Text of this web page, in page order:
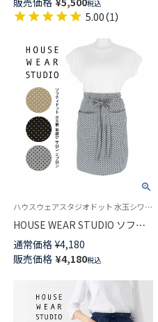
プロン 後結び 70551004
税込
5.00（1）
ハウスウェアスタジオドット 水玉シワになりにくい ポリエステル素材
HOUSE WEAR STUDIO ソフテ
ィドット ポリエステル100％水
玉柄 前結び 前掛け サロン レデ
ィース エプロン 70371473
通常価格 ¥4,180
販売価格 ¥4,180税込